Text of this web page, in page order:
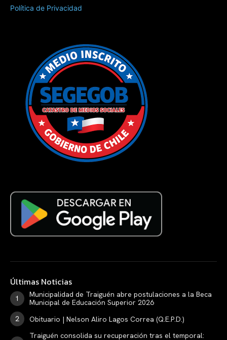
Política de Privacidad
Últimas Noticias
Municipalidad de Traiguén abre postulaciones a la Beca
Municipal de Educación Superior 2026
Obituario | Nelson Aliro Lagos Correa (Q.E.P.D.)
Traiguén consolida su recuperación tras el temporal: